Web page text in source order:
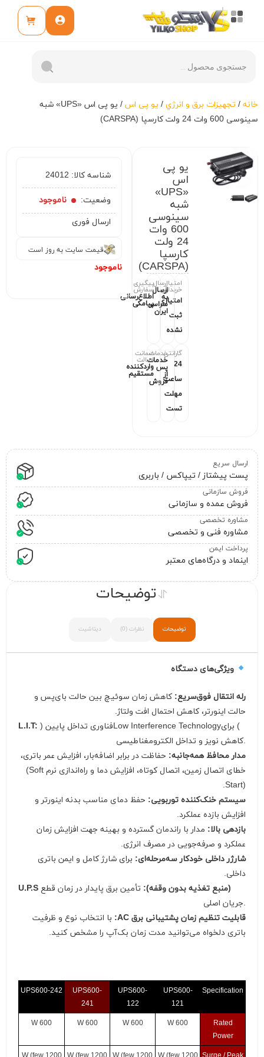
خانه / تجهيزات برق و انرژي / یو پی اس
/ یو پی اس «UPS» شبه
سینوسی 600 وات 24 ولت کارسپا (CARSPA)
یو پی
اس
«UPS»
شبه
سینوسی
600 وات
24 ولت
کارسپا
(CARSPA)
امتیاز
خریداران
امتیازی
ثبت
نشده
ارسال
ارسال
به
سراسر
ایران
پیگیری
سفارش
اطلاع‌رسانی
پیامکی
گارانتی
24
ساعت
مهلت
تست
خدمات
خدمات
پس
از
فروش
ضمانت
اصالت
واردکننده
مستقیم
شناسه کالا: 24012
وضعیت:
ناموجود
ارسال فوری
قیمت سایت به روز است
ناموجود
ارسال سریع
پست پیشتاز / تیپاکس / باربری
فروش سازمانی
فروش عمده و سازمانی
مشاوره تخصصی
مشاوره فنی و تخصصی
پرداخت ایمن
اینماد و درگاه‌های معتبر
توضیحات نظرات (0) دیتاشیت
توضیحات
ویژگی‌های دستگاه
رله انتقال فوق‌سریع: کاهش زمان سوئیچ بین حالت بای‌پس و
حالت اینورتر، کاهش احتمال افت ولتاژ.
L.I.T:
کاهش نویز و تداخل الکترومغناطیسی.
مدار محافظ همه‌جانبه: حفاظت در برابر اضافه‌بار، افزایش عمر باتری،
خطای اتصال زمین، اتصال کوتاه، افزایش دما و راه‌اندازی نرم (Soft
Start).
سیستم خنک‌کننده توربویی: حفظ دمای مناسب بدنه اینورتر و
افزایش بازده عملکرد.
بازدهی بالا: مدار با راندمان گسترده و بهینه جهت افزایش زمان
عملکرد و صرفه‌جویی در مصرف انرژی.
شارژر داخلی خودکار سه‌مرحله‌ای: برای شارژ کامل و ایمن باتری
داخلی.
U.P.S (منبع تغذیه بدون وقفه): تأمین برق پایدار در زمان قطع
جریان اصلی.
قابلیت تنظیم زمان پشتیبانی برق AC:
با انتخاب نوع و ظرفیت
باتری دلخواه می‌توانید مدت زمان بک‌آپ را مشخص کنید.
Specification
UPS600-
121
UPS600-
122
UPS600-
241
UPS600-242
Rated
Power
600 W
600 W
600 W
600 W